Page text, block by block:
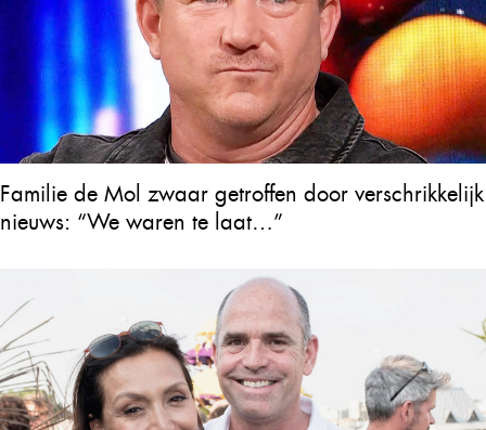
Familie de Mol zwaar getroffen door verschrikkelijk
nieuws: “We waren te laat…”